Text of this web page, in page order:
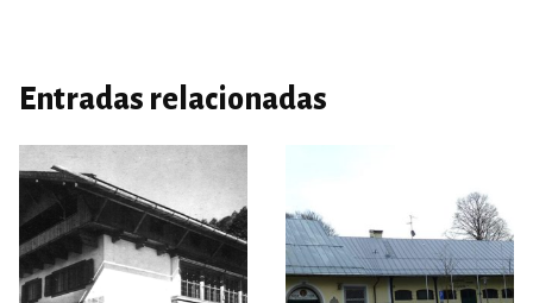
Entradas relacionadas